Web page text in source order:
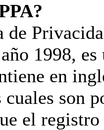
de
1998,
en
son
el